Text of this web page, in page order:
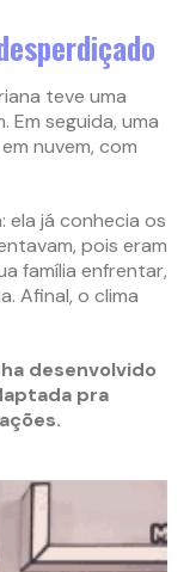
teve uma
Em seguida, uma
nuvem, com
ela já conhecia os
pois eram
família enfrentar,
Afinal, o clima
desenvolvido
pra